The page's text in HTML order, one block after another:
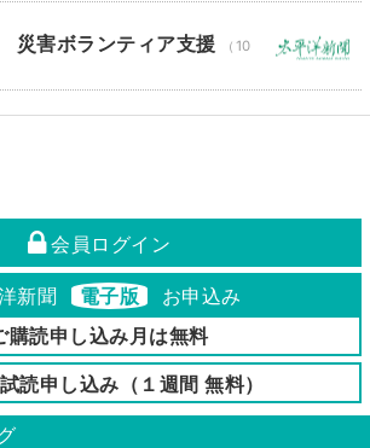
災害ボランティア支援
（10
会員ログイン
新聞 電子版
お申込み
購読申し込み月は無料
読申し込み（１週間 無料）